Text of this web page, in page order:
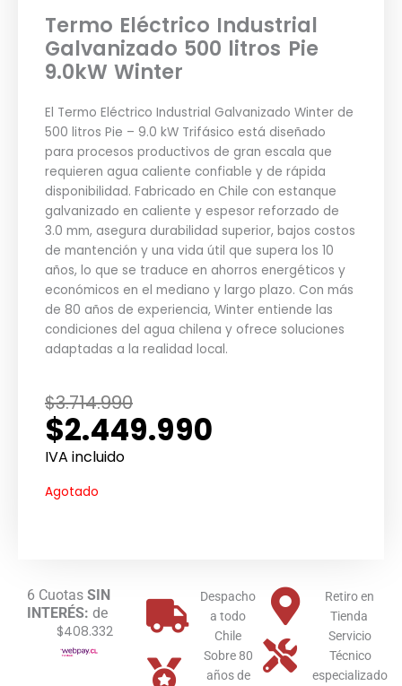
Termo Eléctrico Industrial
Galvanizado 500 litros Pie
9.0kW Winter
El Termo Eléctrico Industrial Galvanizado Winter de
500 litros Pie – 9.0 kW Trifásico está diseñado
para procesos productivos de gran escala que
requieren agua caliente confiable y de rápida
disponibilidad. Fabricado en Chile con estanque
galvanizado en caliente y espesor reforzado de
3.0 mm, asegura durabilidad superior, bajos costos
de mantención y una vida útil que supera los 10
años, lo que se traduce en ahorros energéticos y
económicos en el mediano y largo plazo. Con más
de 80 años de experiencia, Winter entiende las
condiciones del agua chilena y ofrece soluciones
adaptadas a la realidad local.
$3.714.990
El
precio
original
$3.714.990.
$2.449.990
El
precio
actual
$2.449.990.
IVA incluido
Agotado
6 Cuotas SIN
INTERÉS: de
$408.332
Despacho
a todo
Chile
Sobre 80
años de
Retiro en
Tienda
Servicio
Técnico
especializado